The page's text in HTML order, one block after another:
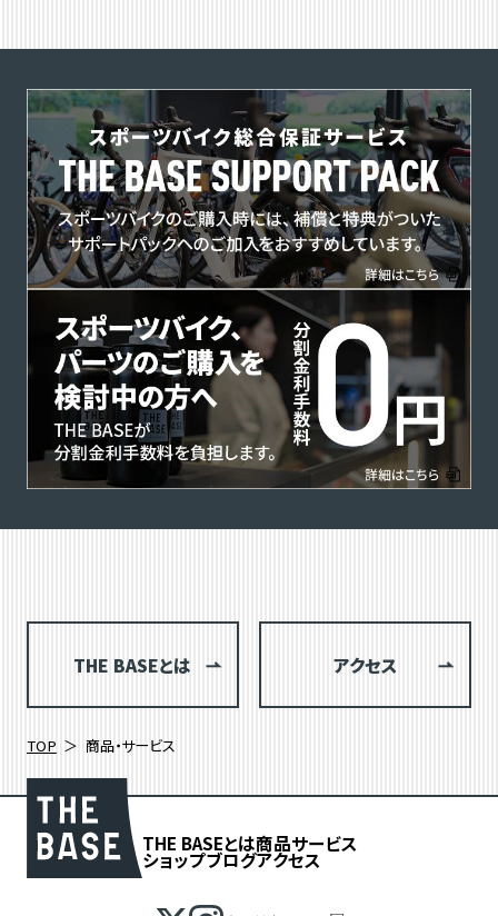
THE BASEとは アクセス
TOP 商品・サービス
THE BASEとは商品サービス
ショップブログアクセス